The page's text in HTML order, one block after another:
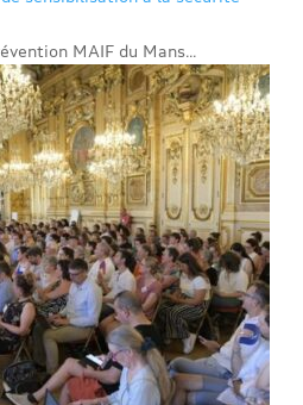
MAIF du Mans...